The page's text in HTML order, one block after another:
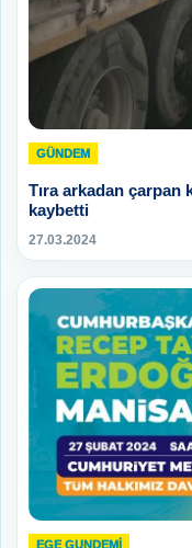
GÜNDEM
Tıra arkadan çarpan
kaybetti
27.03.2024
EGE GUNDEMİ